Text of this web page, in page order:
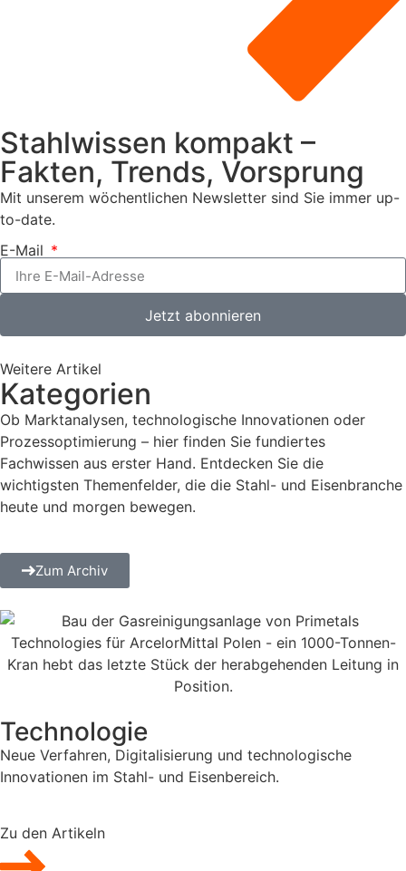
Stahlwissen kompakt –
Fakten, Trends, Vorsprung
Mit unserem wöchentlichen Newsletter sind Sie immer up-
to-date.
E-Mail
Jetzt abonnieren
Weitere Artikel
Kategorien
Ob Marktanalysen, technologische Innovationen oder
Prozessoptimierung – hier finden Sie fundiertes
Fachwissen aus erster Hand. Entdecken Sie die
wichtigsten Themenfelder, die die Stahl- und Eisenbranche
heute und morgen bewegen.
Zum Archiv
Technologie
Neue Verfahren, Digitalisierung und technologische
Innovationen im Stahl- und Eisenbereich.
Zu den Artikeln